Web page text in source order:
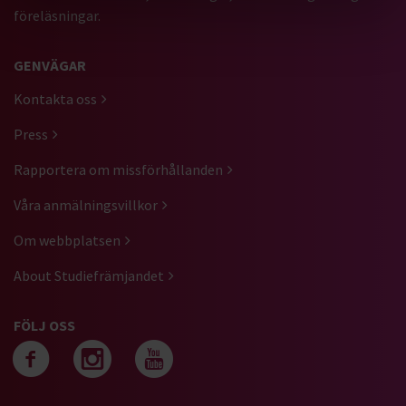
föreläsningar.
GENVÄGAR
Kontakta oss
Press
Rapportera om missförhållanden
Våra anmälningsvillkor
Om webbplatsen
About Studiefrämjandet
FÖLJ OSS
Följ oss på facebook
Följ oss på
Följ oss på